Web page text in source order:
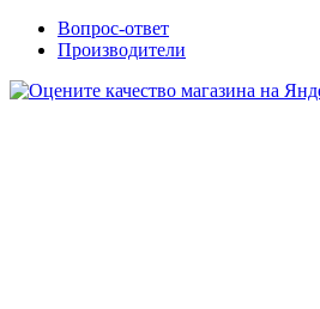
Вопрос-ответ
Производители